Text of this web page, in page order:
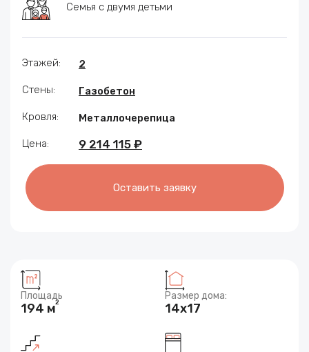
Семья с двумя детьми
Этажей: 2
Стены: Газобетон
Кровля: Металлочерепица
Цена: 9 214 115 ₽
Оставить заявку
Площадь
194 м2
Размер дома:
14x17